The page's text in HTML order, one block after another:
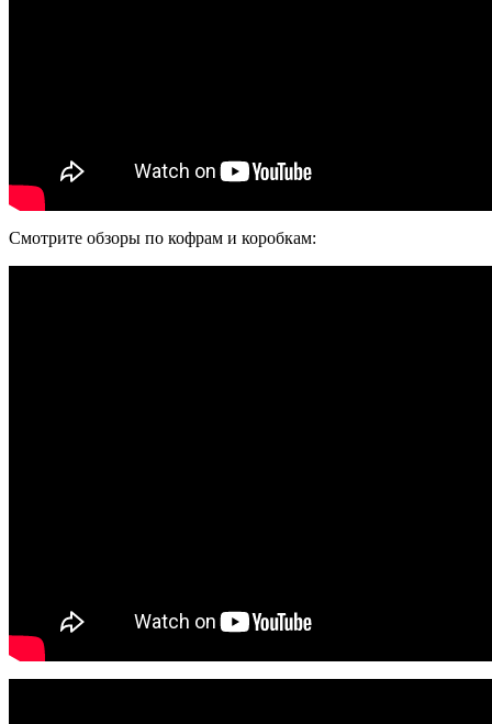
Смотрите обзоры по кофрам и коробкам: